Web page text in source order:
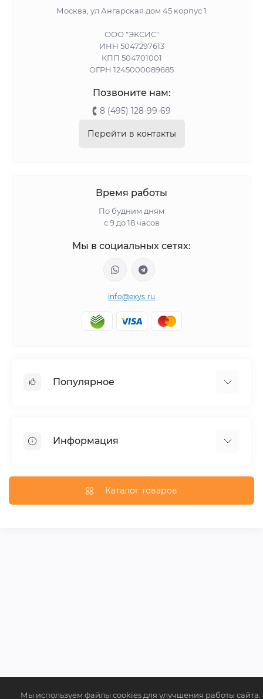
Москва, ул Ангарская дом 45 корпус 1
ООО "ЭКСИС"
ИНН 5047297613
КПП 504701001
ОГРН 1245000089685
Позвоните нам:
8 (495) 128-99-69
Перейти в контакты
Время работы
По будним дням
с 9 до 18 часов
Мы в социальных сетях:
info@exys.ru
Популярное
Багажники на крышу
Информация
Доставка по Санкт-Петербургу
Доставка по России
Каталог товаров
Мы используем файлы cookies для улучшения работы сайта.